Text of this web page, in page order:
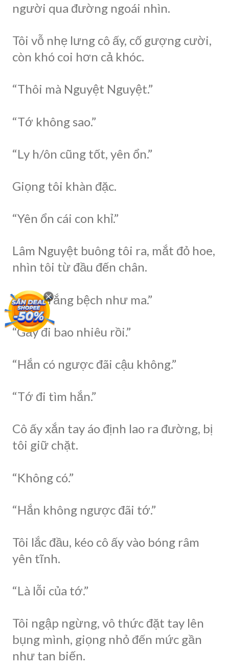
người qua đường ngoái nhìn.
Tôi vỗ nhẹ lưng cô ấy, cố gượng cười,
còn khó coi hơn cả khóc.
“Thôi mà Nguyệt Nguyệt.”
“Tớ không sao.”
“Ly h/ôn cũng tốt, yên ổn.”
Giọng tôi khàn đặc.
“Yên ổn cái con khỉ.”
Lâm Nguyệt buông tôi ra, mắt đỏ hoe,
nhìn tôi từ đầu đến chân.
“Mặt trắng bệch như ma.”
“Gầy đi bao nhiêu rồi.”
“Hắn có ngược đãi cậu không.”
“Tớ đi tìm hắn.”
Cô ấy xắn tay áo định lao ra đường, bị
tôi giữ chặt.
“Không có.”
“Hắn không ngược đãi tớ.”
Tôi lắc đầu, kéo cô ấy vào bóng râm
yên tĩnh.
“Là lỗi của tớ.”
Tôi ngập ngừng, vô thức đặt tay lên
bụng mình, giọng nhỏ đến mức gần
như tan biến.